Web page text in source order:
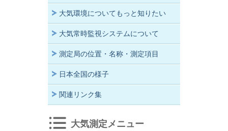
大気環境についてもっと知りたい
大気常時監視システムについて
測定局の位置・名称・測定項目
日本全国の様子
関連リンク集
大気測定メニュー